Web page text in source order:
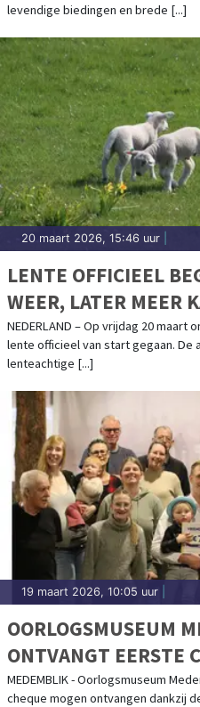
levendige biedingen en brede [...]
20 maart 2026, 15:46 uur
LENTE OFFICIEEL
WEER, LATER MEER
NEDERLAND – Op vrijdag 20 maart
lente officieel van start gegaan.
lenteachtige [...]
19 maart 2026, 10:05 uur
OORLOGSMUSEUM
ONTVANGT EERSTE
VRIENDENLOTERIJ
MEDEMBLIK - Oorlogsmuseum
cheque mogen ontvangen dankzij